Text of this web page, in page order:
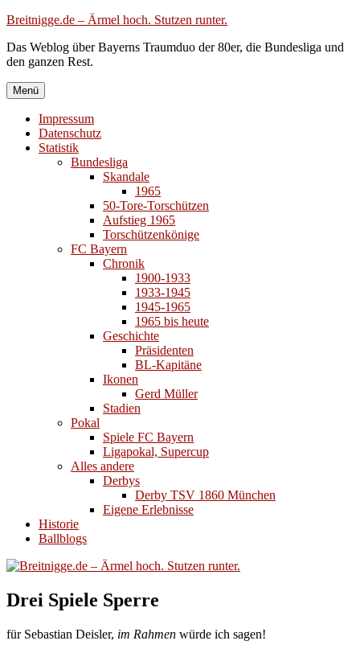
Zum
springen
Breitnigge.de – Ärmel hoch. Stutzen runter.
Das Weblog über Bayerns Traumduo der 80er, die Bundesliga und
den ganzen Rest.
Menü
Impressum
Datenschutz
Statistik
Bundesliga
Skandale
1965
50-Tore-Torschützen
Aufstieg 1965
Torschützenkönige
FC Bayern
Chronik
1900-1933
1933-1945
1945-1965
1965 bis heute
Geschichte
Präsidenten
BL-Kapitäne
Ikonen
Gerd Müller
Stadien
Pokal
Spiele FC Bayern
Ligapokal, Supercup
Alles andere
Derbys
Derby TSV 1860 München
Eigene Erlebnisse
Historie
Ballblogs
Drei Spiele Sperre
für Sebastian Deisler, im Rahmen würde ich sagen!